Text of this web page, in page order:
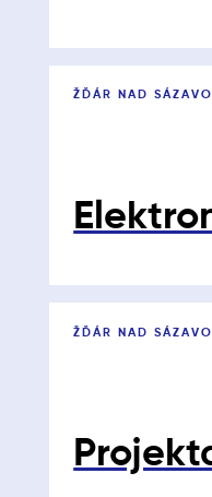
ŽĎÁR NAD
ŽĎÁR NAD